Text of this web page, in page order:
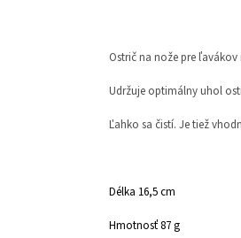
Ostrič na nože pre
Udržuje optimálny uhol
Ľahko sa čistí. Je tiež
Délka 16,5 cm
Hmotnosť 87 g